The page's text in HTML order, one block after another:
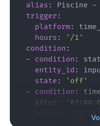
alias :
Piscine -
trigger :
platform:
hours :
'/1'
condition :
- condition :
entity_id :
state :
'off'
- condition :
time
after :